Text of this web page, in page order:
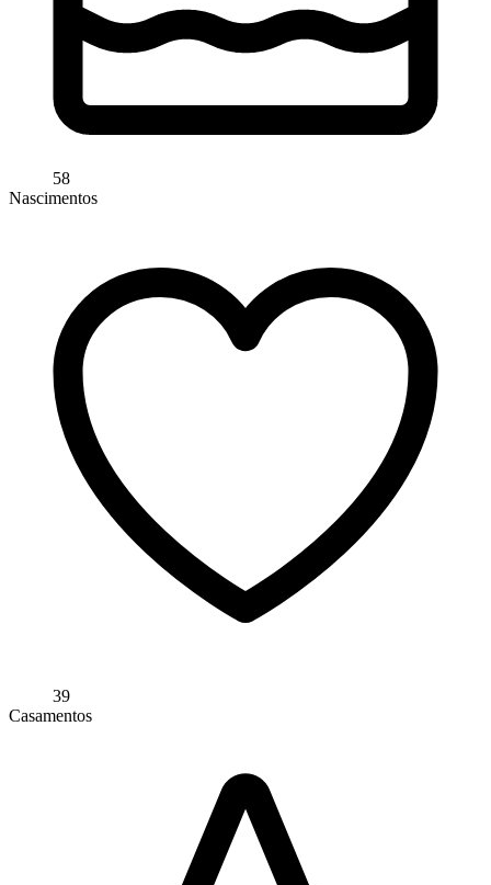
58
Nascimentos
39
Casamentos